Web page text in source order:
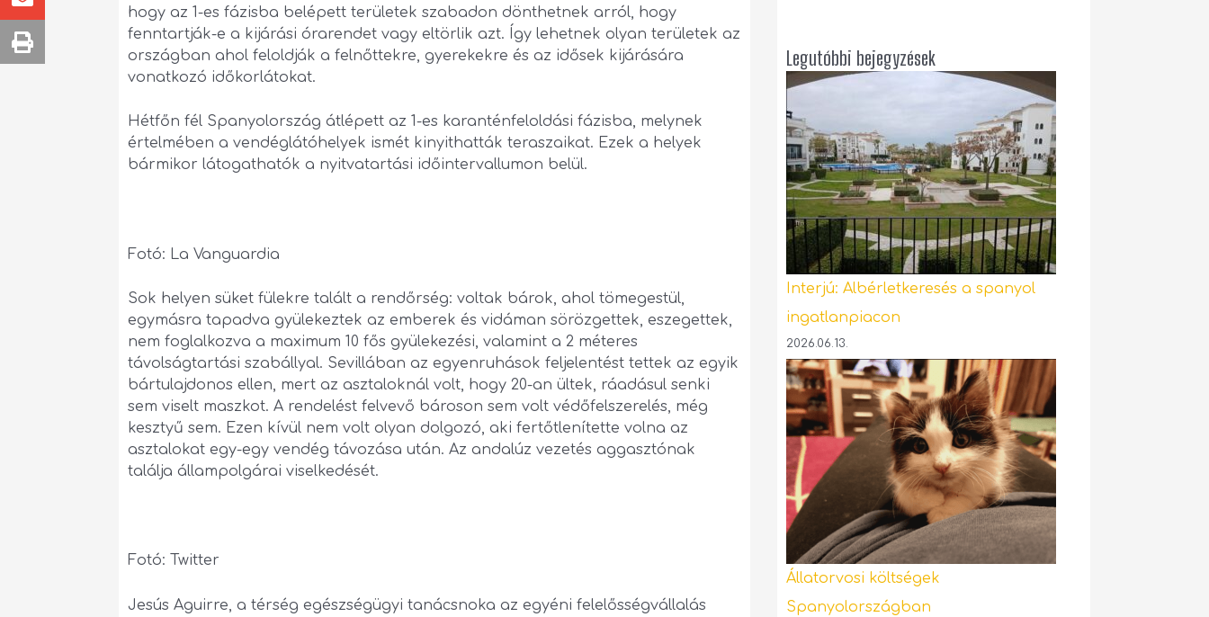
hogy az 1-es fázisba belépett területek szabadon dönthetnek arról, hogy
fenntartják-e a kijárási órarendet vagy eltörlik azt. Így lehetnek olyan területek az
országban ahol feloldják a felnőttekre, gyerekekre és az idősek kijárására
vonatkozó időkorlátokat.
Hétfőn fél Spanyolország átlépett az 1-es karanténfeloldási fázisba, melynek
értelmében a vendéglátóhelyek ismét kinyithatták teraszaikat. Ezek a helyek
bármikor látogathatók a nyitvatartási időintervallumon belül.
Fotó: La Vanguardia
Sok helyen süket fülekre talált a rendőrség: voltak bárok, ahol tömegestül,
egymásra tapadva gyülekeztek az emberek és vidáman sörözgettek, eszegettek,
nem foglalkozva a maximum 10 fős gyülekezési, valamint a 2 méteres
távolságtartási szabállyal. Sevillában az egyenruhások feljelentést tettek az egyik
bártulajdonos ellen, mert az asztaloknál volt, hogy 20-an ültek, ráadásul senki
sem viselt maszkot. A rendelést felvevő bároson sem volt védőfelszerelés, még
kesztyű sem. Ezen kívül nem volt olyan dolgozó, aki fertőtlenítette volna az
asztalokat egy-egy vendég távozása után. Az andalúz vezetés aggasztónak
találja állampolgárai viselkedését.
Fotó: Twitter
Jesús Aguirre, a térség egészségügyi tanácsnoka az egyéni felelősségvállalás
Legutóbbi bejegyzések
Interjú: Albérletkeresés a spanyol
ingatlanpiacon
2026.06.13.
Állatorvosi költségek
Spanyolországban